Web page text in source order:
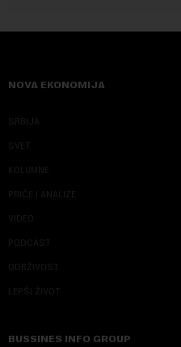
NOVA EKONOMIJA
SRBIJA
SVET
KOLUMNE
PRIČE I ANALIZE
VIDEO
PODCAST
ODRŽIVOST
LEPŠI ŽIVOT
BUSSINES INFO GROUP